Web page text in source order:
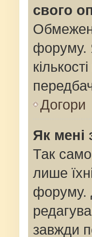
свого
форуму.
Догори
Як мені
Так
лише
форуму.
завжди